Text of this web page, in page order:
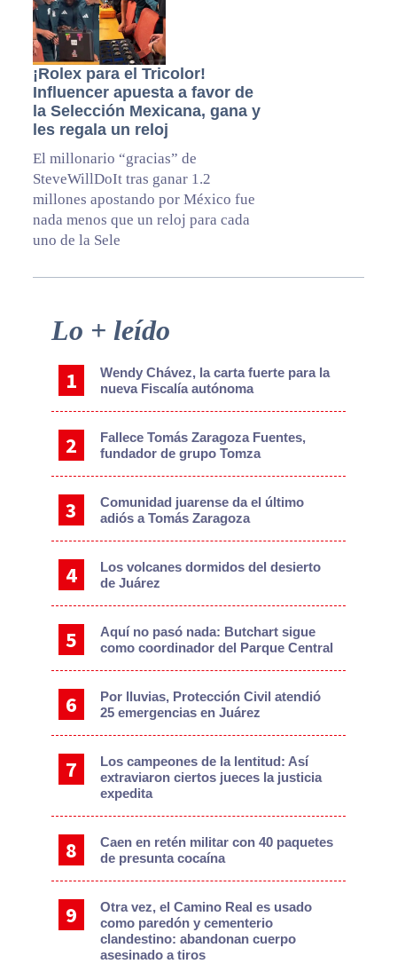
¡Rolex para el Tricolor!
Influencer apuesta a favor de
la Selección Mexicana, gana y
les regala un reloj
El millonario “gracias” de
SteveWillDoIt tras ganar 1.2
millones apostando por México fue
nada menos que un reloj para cada
uno de la Sele
Primary
Lo + leído
Wendy Chávez, la carta fuerte para la
nueva Fiscalía autónoma
Fallece Tomás Zaragoza Fuentes,
fundador de grupo Tomza
Comunidad juarense da el último
adiós a Tomás Zaragoza
Los volcanes dormidos del desierto
de Juárez
Aquí no pasó nada: Butchart sigue
como coordinador del Parque Central
Por lluvias, Protección Civil atendió
25 emergencias en Juárez
Los campeones de la lentitud: Así
extraviaron ciertos jueces la justicia
expedita
Caen en retén militar con 40 paquetes
de presunta cocaína
Otra vez, el Camino Real es usado
como paredón y cementerio
clandestino: abandonan cuerpo
asesinado a tiros